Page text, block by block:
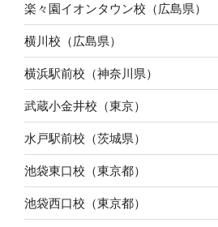
楽々園イオンタウン校（広島県）
横川校（広島県）
横浜駅前校（神奈川県）
武蔵小金井校（東京）
水戸駅前校（茨城県）
池袋東口校（東京都）
池袋西口校（東京都）